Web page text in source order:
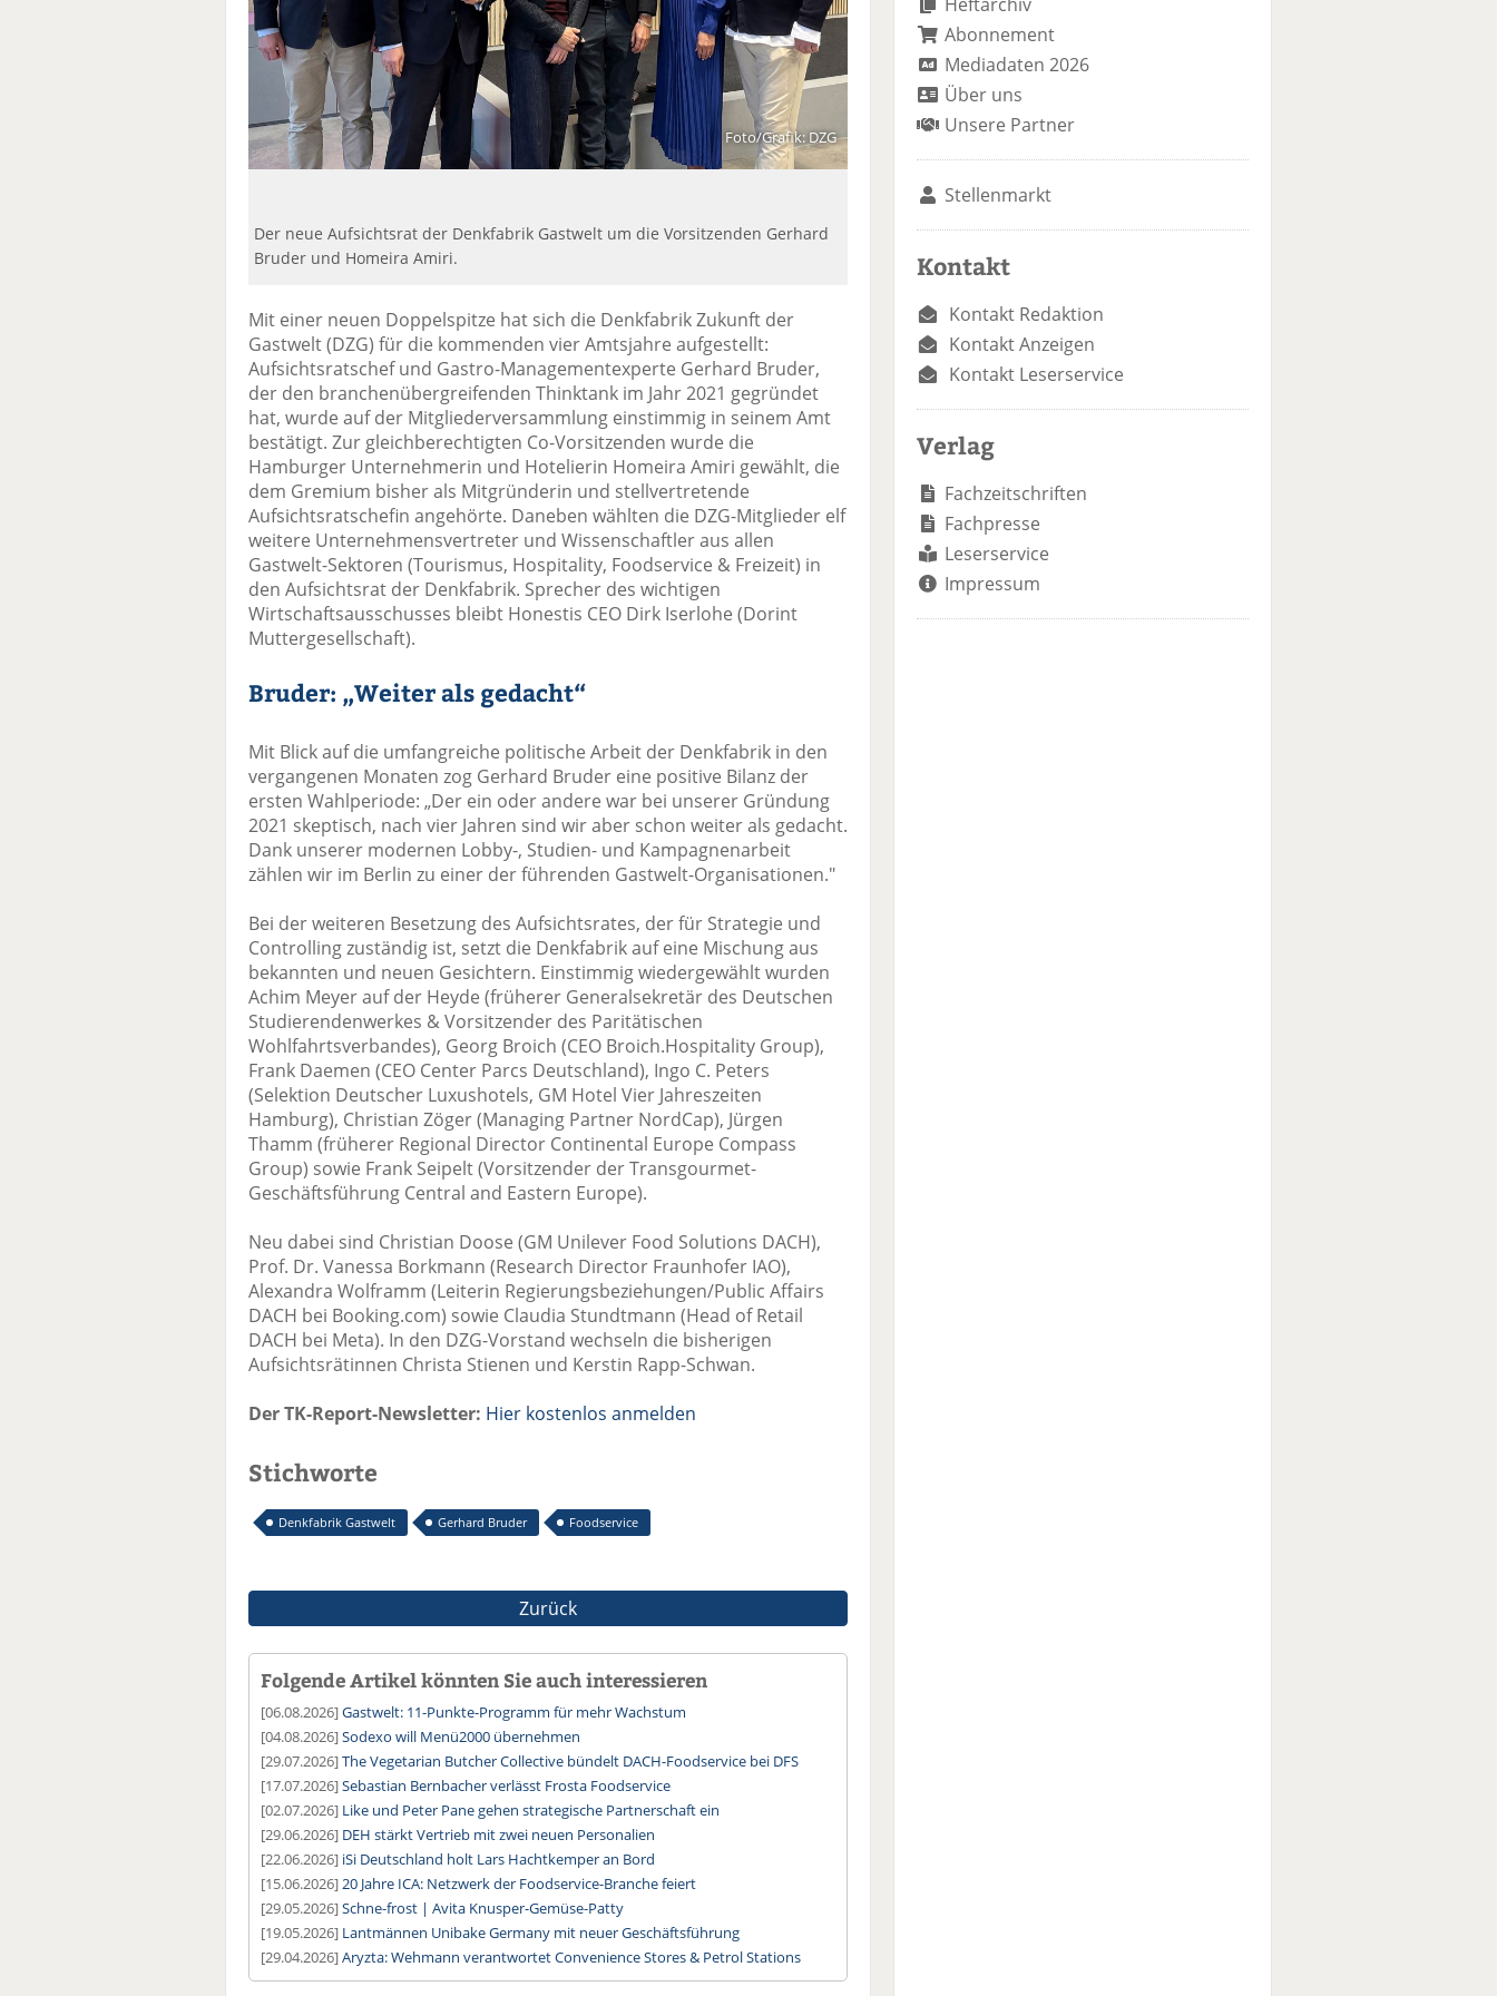
Foto/Grafik: DZG
Der neue Aufsichtsrat der Denkfabrik Gastwelt um die Vorsitzenden Gerhard
Bruder und Homeira Amiri.
Mit einer neuen Doppelspitze hat sich die Denkfabrik Zukunft der
Gastwelt (DZG) für die kommenden vier Amtsjahre aufgestellt:
Aufsichtsratschef und Gastro-Managementexperte Gerhard Bruder,
der den branchenübergreifenden Thinktank im Jahr 2021 gegründet
hat, wurde auf der Mitgliederversammlung einstimmig in seinem Amt
bestätigt. Zur gleichberechtigten Co-Vorsitzenden wurde die
Hamburger Unternehmerin und Hotelierin Homeira Amiri gewählt, die
dem Gremium bisher als Mitgründerin und stellvertretende
Aufsichtsratschefin angehörte. Daneben wählten die DZG-Mitglieder elf
weitere Unternehmensvertreter und Wissenschaftler aus allen
Gastwelt-Sektoren (Tourismus, Hospitality, Foodservice & Freizeit) in
den Aufsichtsrat der Denkfabrik. Sprecher des wichtigen
Wirtschaftsausschusses bleibt Honestis CEO Dirk Iserlohe (Dorint
Muttergesellschaft).
Bruder: „Weiter als gedacht“
Mit Blick auf die umfangreiche politische Arbeit der Denkfabrik in den
vergangenen Monaten zog Gerhard Bruder eine positive Bilanz der
ersten Wahlperiode: „Der ein oder andere war bei unserer Gründung
2021 skeptisch, nach vier Jahren sind wir aber schon weiter als gedacht.
Dank unserer modernen Lobby-, Studien- und Kampagnenarbeit
zählen wir im Berlin zu einer der führenden Gastwelt-Organisationen."
Bei der weiteren Besetzung des Aufsichtsrates, der für Strategie und
Controlling zuständig ist, setzt die Denkfabrik auf eine Mischung aus
bekannten und neuen Gesichtern. Einstimmig wiedergewählt wurden
Achim Meyer auf der Heyde (früherer Generalsekretär des Deutschen
Studierendenwerkes & Vorsitzender des Paritätischen
Wohlfahrtsverbandes), Georg Broich (CEO Broich.Hospitality Group),
Frank Daemen (CEO Center Parcs Deutschland), Ingo C. Peters
(Selektion Deutscher Luxushotels, GM Hotel Vier Jahreszeiten
Hamburg), Christian Zöger (Managing Partner NordCap), Jürgen
Thamm (früherer Regional Director Continental Europe Compass
Group) sowie Frank Seipelt (Vorsitzender der Transgourmet-
Geschäftsführung Central and Eastern Europe).
Neu dabei sind Christian Doose (GM Unilever Food Solutions DACH),
Prof. Dr. Vanessa Borkmann (Research Director Fraunhofer IAO),
Alexandra Wolframm (Leiterin Regierungsbeziehungen/Public Affairs
DACH bei Booking.com) sowie Claudia Stundtmann (Head of Retail
DACH bei Meta). In den DZG-Vorstand wechseln die bisherigen
Aufsichtsrätinnen Christa Stienen und Kerstin Rapp-Schwan.
Der TK-Report-Newsletter: Hier kostenlos anmelden
Stichworte
Denkfabrik Gastwelt Gerhard Bruder Foodservice
Zurück
Folgende Artikel könnten Sie auch interessieren
[06.08.2026]Gastwelt: 11-Punkte-Programm für mehr Wachstum
[04.08.2026]Sodexo will Menü2000 übernehmen
[29.07.2026]The Vegetarian Butcher Collective bündelt DACH-Foodservice bei DFS
[17.07.2026]Sebastian Bernbacher verlässt Frosta Foodservice
[02.07.2026] Like und Peter Pane gehen strategische Partnerschaft ein
[29.06.2026] DEH stärkt Vertrieb mit zwei neuen Personalien
[22.06.2026] iSi Deutschland holt Lars Hachtkemper an Bord
[15.06.2026]20 Jahre ICA: Netzwerk der Foodservice-Branche feiert
[29.05.2026]Schne-frost | Avita Knusper-Gemüse-Patty
[19.05.2026] Lantmännen Unibake Germany mit neuer Geschäftsführung
[29.04.2026]Aryzta: Wehmann verantwortet Convenience Stores & Petrol Stations
Abonnement
Mediadaten 2026
Über uns
Unsere Partner
Stellenmarkt
Kontakt
Kontakt Redaktion
Kontakt Anzeigen
Kontakt Leserservice
Verlag
Fachzeitschriften
Fachpresse
Leserservice
Impressum